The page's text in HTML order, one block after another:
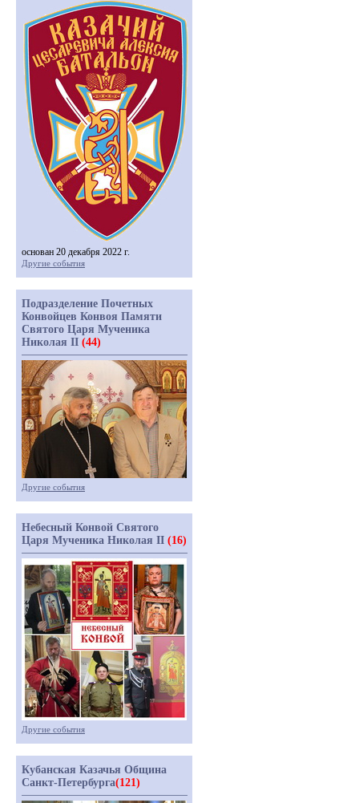
основан 20 декабря 2022 г.
Другие события
Подразделение Почетных
Конвойцев Конвоя Памяти
Святого Царя Мученика
Николая II (44)
Другие события
Небесный Конвой Святого
Царя Мученика Николая II (16)
Другие события
Кубанская Казачья Община
Санкт-Петербурга(121)